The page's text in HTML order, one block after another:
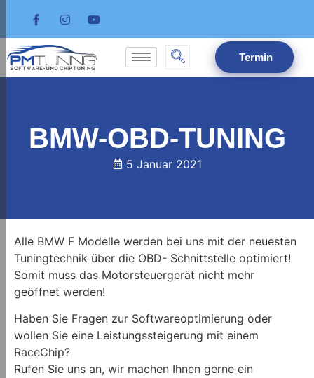
Termin
BMW-OBD-TUNING
5 Januar 2021
Alle BMW F Modelle werden bei uns mit der neuesten
Tuningtechnik über die OBD- Schnittstelle optimiert!
Somit muss das Motorsteuergerät nicht mehr
geöffnet werden!
Haben Sie Fragen zur Softwareoptimierung oder
wollen Sie eine Leistungssteigerung mit einem
RaceChip?
Rufen Sie uns an, wir machen Ihnen gerne ein